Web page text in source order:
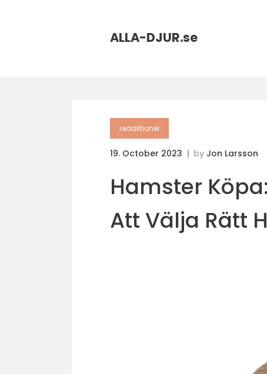
ALLA-DJUR.se
redaktionel
19. October 2023 by Jon Larsson
Hamster
Att Välja Rätt